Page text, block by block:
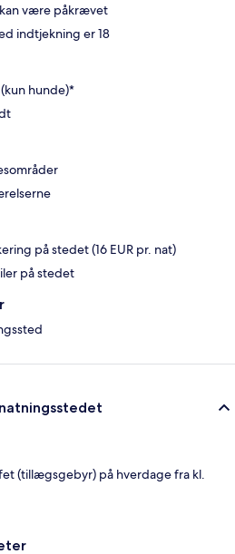
være påkrævet
indtjekning er 18
hunde)*
på stedet (16 EUR pr. nat)
på stedet
(tillægsgebyr) på hverdage fra kl.